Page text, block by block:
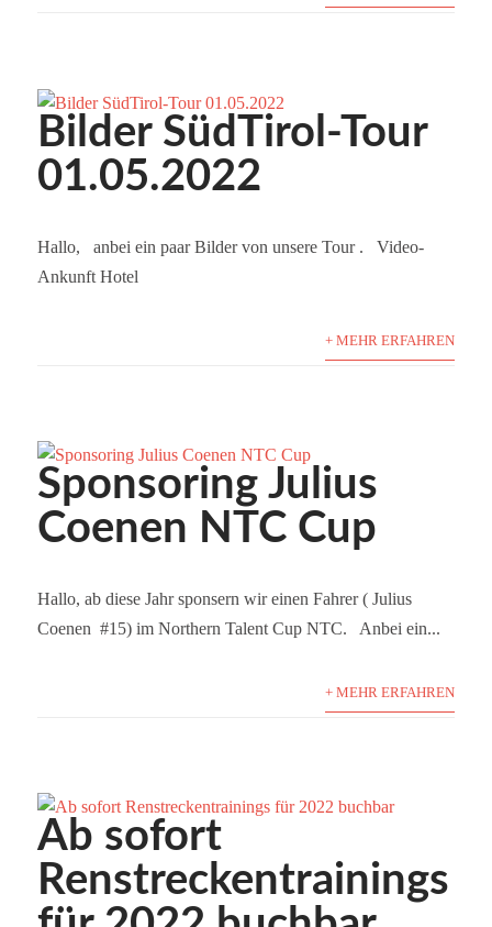
Bilder SüdTirol-Tour
01.05.2022
Hallo, anbei ein paar Bilder von unsere Tour . Video-
Ankunft Hotel
+ MEHR ERFAHREN
Sponsoring Julius
Coenen NTC Cup
Hallo, ab diese Jahr sponsern wir einen Fahrer ( Julius
Coenen #15) im Northern Talent Cup NTC. Anbei ein...
+ MEHR ERFAHREN
Ab sofort
Renstreckentrainings